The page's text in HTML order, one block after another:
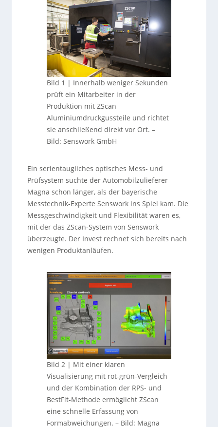
Bild 1 | Innerhalb weniger Sekunden
prüft ein Mitarbeiter in der
Produktion mit ZScan
Aluminiumdruckgussteile und richtet
sie anschließend direkt vor Ort. –
Bild: Senswork GmbH
Ein serientaugliches optisches Mess- und
Prüfsystem suchte der Automobilzulieferer
Magna schon länger, als der bayerische
Messtechnik-Experte Senswork ins Spiel kam. Die
Messgeschwindigkeit und Flexibilität waren es,
mit der das ZScan-System von Senswork
überzeugte. Der Invest rechnet sich bereits nach
wenigen Produktanläufen.
Bild 2 | Mit einer klaren
Visualisierung mit rot-grün-Vergleich
und der Kombination der RPS- und
BestFit-Methode ermöglicht ZScan
eine schnelle Erfassung von
Formabweichungen. – Bild: Magna